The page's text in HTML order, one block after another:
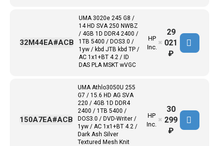
UMA 3020e 245 G8 /
14 HD SVA 250 NWBZ
/ 4GB 1D DDR4 2400 /
1TB 5400 / DOS3.0 /
1yw / kbd JTB kbd TP /
AC 1x1+BT 4.2 / ID
DAS PLA MSKT wVGC
HP
Inc.
32M44EA#ACB ✖
29
021
₽
UMA Athlo3050U 255
G7 / 15.6 HD AG SVA
220 / 4GB 1D DDR4
2400 / 1TB 5400 /
DOS3.0 / DVD-Writer /
1yw / AC 1x1+BT 4.2 /
Dark Ash Silver
Textured Mesh Knit
HP
Inc.
150A7EA#ACB ✖
30
299
₽